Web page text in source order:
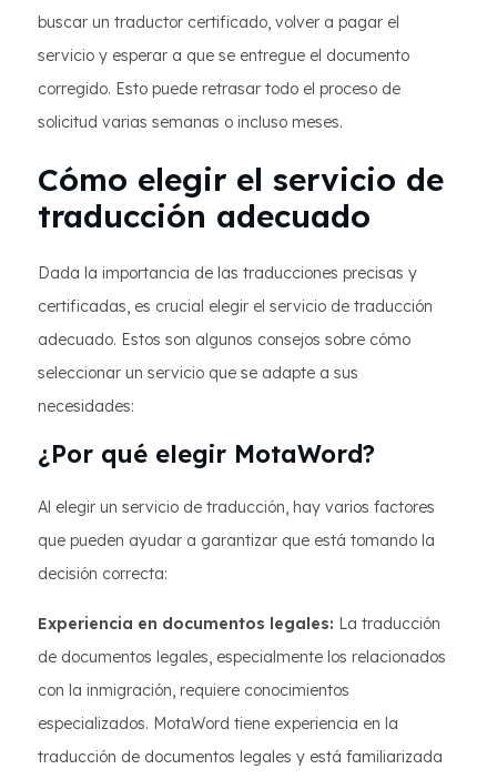
buscar un traductor certificado, volver a pagar el
servicio y esperar a que se entregue el documento
corregido. Esto puede retrasar todo el proceso de
solicitud varias semanas o incluso meses.
Cómo elegir el servicio de
traducción adecuado
Dada la importancia de las traducciones precisas y
certificadas, es crucial elegir el servicio de traducción
adecuado. Estos son algunos consejos sobre cómo
seleccionar un servicio que se adapte a sus
necesidades:
¿Por qué elegir MotaWord?
Al elegir un servicio de traducción, hay varios factores
que pueden ayudar a garantizar que está tomando la
decisión correcta:
Experiencia en documentos legales: La traducción
de documentos legales, especialmente los relacionados
con la inmigración, requiere conocimientos
especializados. MotaWord tiene experiencia en la
traducción de documentos legales y está familiarizada